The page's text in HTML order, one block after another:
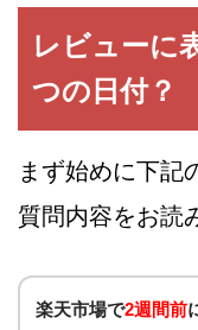
レビューに
つの日付？
まず始めに下記
質問内容をお読
楽天市場で2週間前